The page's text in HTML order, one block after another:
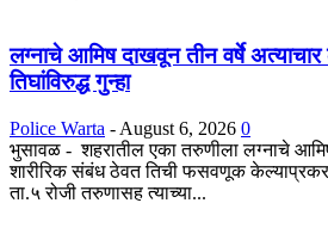
लग्नाचे आमिष दाखवून तीन वर्षे
तिघांविरुद्ध गुन्हा
Police Warta - August 6, 2026 0
भुसावळ - शहरातील एका तरुणीला लग्नाचे
शारीरिक संबंध ठेवत तिची फसवणूक
ता.५ रोजी तरुणासह त्याच्या...